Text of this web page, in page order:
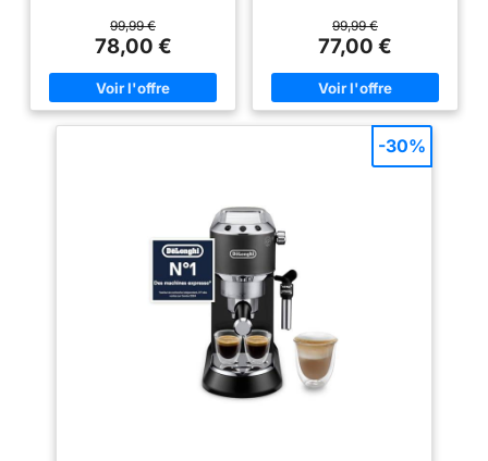
révéler la qualité exceptionnelle
des Grands Crus Nespresso 2
boutons avec arrêt automatique
du café : espresso (40 ml) ou
café long (110 ml) et longueur
de tasse personnalisable 19
bout de 3 minutes d'inutilisation
et se met hors tension après 9
minutes de non utilisation
Réservoir d'eau amovible de
0,7L Bac d'égouttage et bac à
99,99 €
78,00 €
99,99 €
77,00 €
-30%